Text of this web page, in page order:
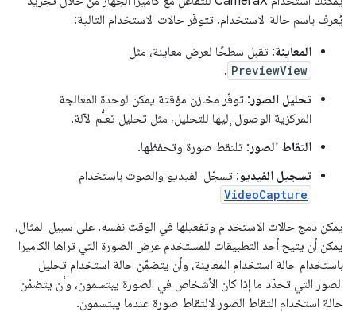
يُعرف باسم حالة الاستخدام. تتوفّر حالات الاستخدام التالية:
المعاينة: تقبل سطحًا لعرض معاينة، مثل
PreviewView
.
تحليل الصور : توفّر مخازن مؤقتة يمكن لوحدة المعالجة
المركزية الوصول إليها للتحليل، مثل تحليل تعلُّم الآلة.
التقاط الصور : تلتقط صورة وتحفظها.
تسجيل الفيديو: تسجّل الفيديو والصوت باستخدام
VideoCapture
يمكن دمج حالات الاستخدام وتفعيلها في الوقت نفسه. على سبيل المثال،
يمكن أن يتيح أحد التطبيقات للمستخدم عرض الصورة التي تراها الكاميرا
باستخدام حالة استخدام المعاينة، وأن يتضمّن حالة استخدام تحليل
الصور التي تحدّد ما إذا كان الأشخاص في الصورة يبتسمون، وأن يتضمّن
حالة استخدام التقاط الصور لالتقاط صورة عندما يبتسمون.